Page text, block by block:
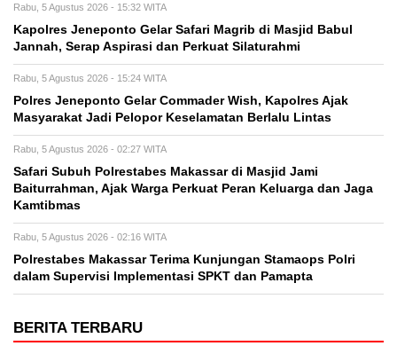
Rabu, 5 Agustus 2026 - 15:32 WITA
Kapolres Jeneponto Gelar Safari Magrib di Masjid Babul
Jannah, Serap Aspirasi dan Perkuat Silaturahmi
Rabu, 5 Agustus 2026 - 15:24 WITA
Polres Jeneponto Gelar Commader Wish, Kapolres Ajak
Masyarakat Jadi Pelopor Keselamatan Berlalu Lintas
Rabu, 5 Agustus 2026 - 02:27 WITA
Safari Subuh Polrestabes Makassar di Masjid Jami
Baiturrahman, Ajak Warga Perkuat Peran Keluarga dan Jaga
Kamtibmas
Rabu, 5 Agustus 2026 - 02:16 WITA
Polrestabes Makassar Terima Kunjungan Stamaops Polri
dalam Supervisi Implementasi SPKT dan Pamapta
BERITA TERBARU